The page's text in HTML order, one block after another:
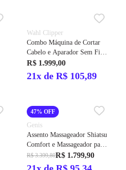
Wahl Clipper
Combo Máquina de Cortar
Cabelo e Aparador Sem Fio
Barber Cordless Bivolt
R$ 1.999,00
21x de R$ 105,89
47% OFF
Genis
Assento Massageador Shiatsu
Comfort e Massageador para
pés com aquecimento Genis
Relax
R$ 3.399,80R$ 1.799,90
21x de R$ 95,34